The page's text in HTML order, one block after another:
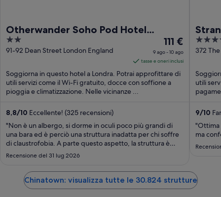
Otherwander Soho Pod Hotel
(ADULTS ONLY)
2
out
5
91-92 Dean Street London England
Il
prezzo
è
111 €
a
9
ago
-
111 €
9 ago - 10 ago
tasse e oneri inclusi
Soggiorna in questo hotel a Londra. Potrai approfittare di
utili servizi come il Wi-Fi gratuito, docce con soffione a
pioggia e climatizzazione. Nelle vicinanze ...
8,8/10 Eccellente! (325 recensioni)
"Non è un albergo, si dorme in oculi poco più grandi di
una bara ed è perciò una struttura inadatta per chi soffre
di claustrofobia. A parte questo aspetto, la struttura è
pulita con aree e bagni comuni ampi ed efficienti e la
posizione è eccellente."
Recensione del 31 lug 2026
4
out
5
372
utili
9/10
"Ottima
ma
Chinatown: visualizza tutte le 30.824 strutture